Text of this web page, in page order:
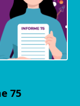
75